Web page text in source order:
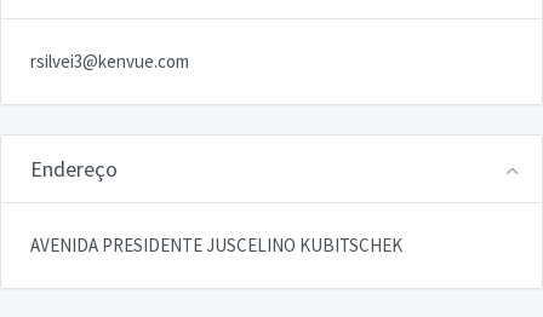
rsilvei3@kenvue.com
Endereço
AVENIDA PRESIDENTE JUSCELINO KUBITSCHEK